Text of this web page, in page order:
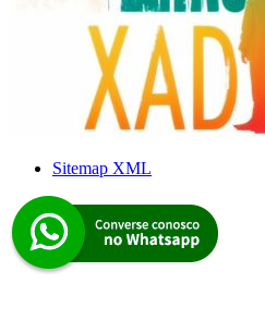
Sitemap XML